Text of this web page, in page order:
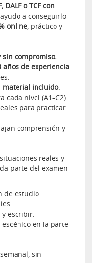
o TCF con
a conseguirlo
online , práctico y
sin compromiso.
años de experiencia
material incluido.
cada nivel (A1–C2).
para practicar
comprensión y
reales y
parte del examen
de estudio.
escribir.
en la parte
sin